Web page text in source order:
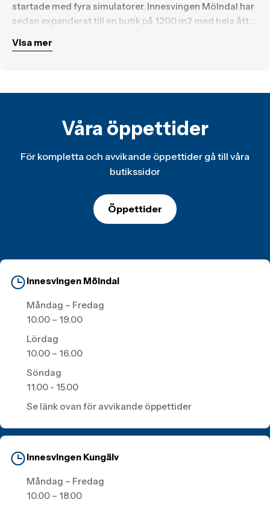
startade med fyra simulatorer. Innesvingen Mölndal har
sedan expanderat till en butik på 1200 m2 med hela åtta
Butiken erbjuder en komplett golf upplevelse året runt –
andra butik i Kungälv. Med en yta på 600 m2 och fyra
studioerbjuder även denna butik en helhetslösning för
alla golfentusiaster.
Visa mer
Våra öppettider
För kompletta och avvikande öppettider gå till våra
butikssidor
Öppettider
Innesvingen Mölndal
Måndag – Fredag
10.00 – 19.00
Lördag
10.00 – 16.00
Söndag
11.00 - 15.00
Se länk ovan för avvikande öppettider
Innesvingen Kungälv
Måndag – Fredag
10.00 – 18.00